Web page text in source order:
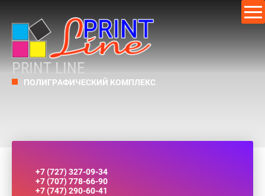
PRINT LINE
ПОЛИГРАФИЧЕСКИЙ КОМПЛЕКС
+7 (727) 327-09-34
+7 (707) 778-66-90
+7 (747) 290-60-41